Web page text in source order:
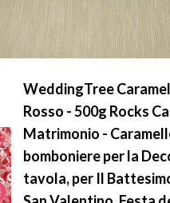
WeddingTree
Rosso - 500g Rocks
Matrimonio -
bomboniere per la
tavola, per Il